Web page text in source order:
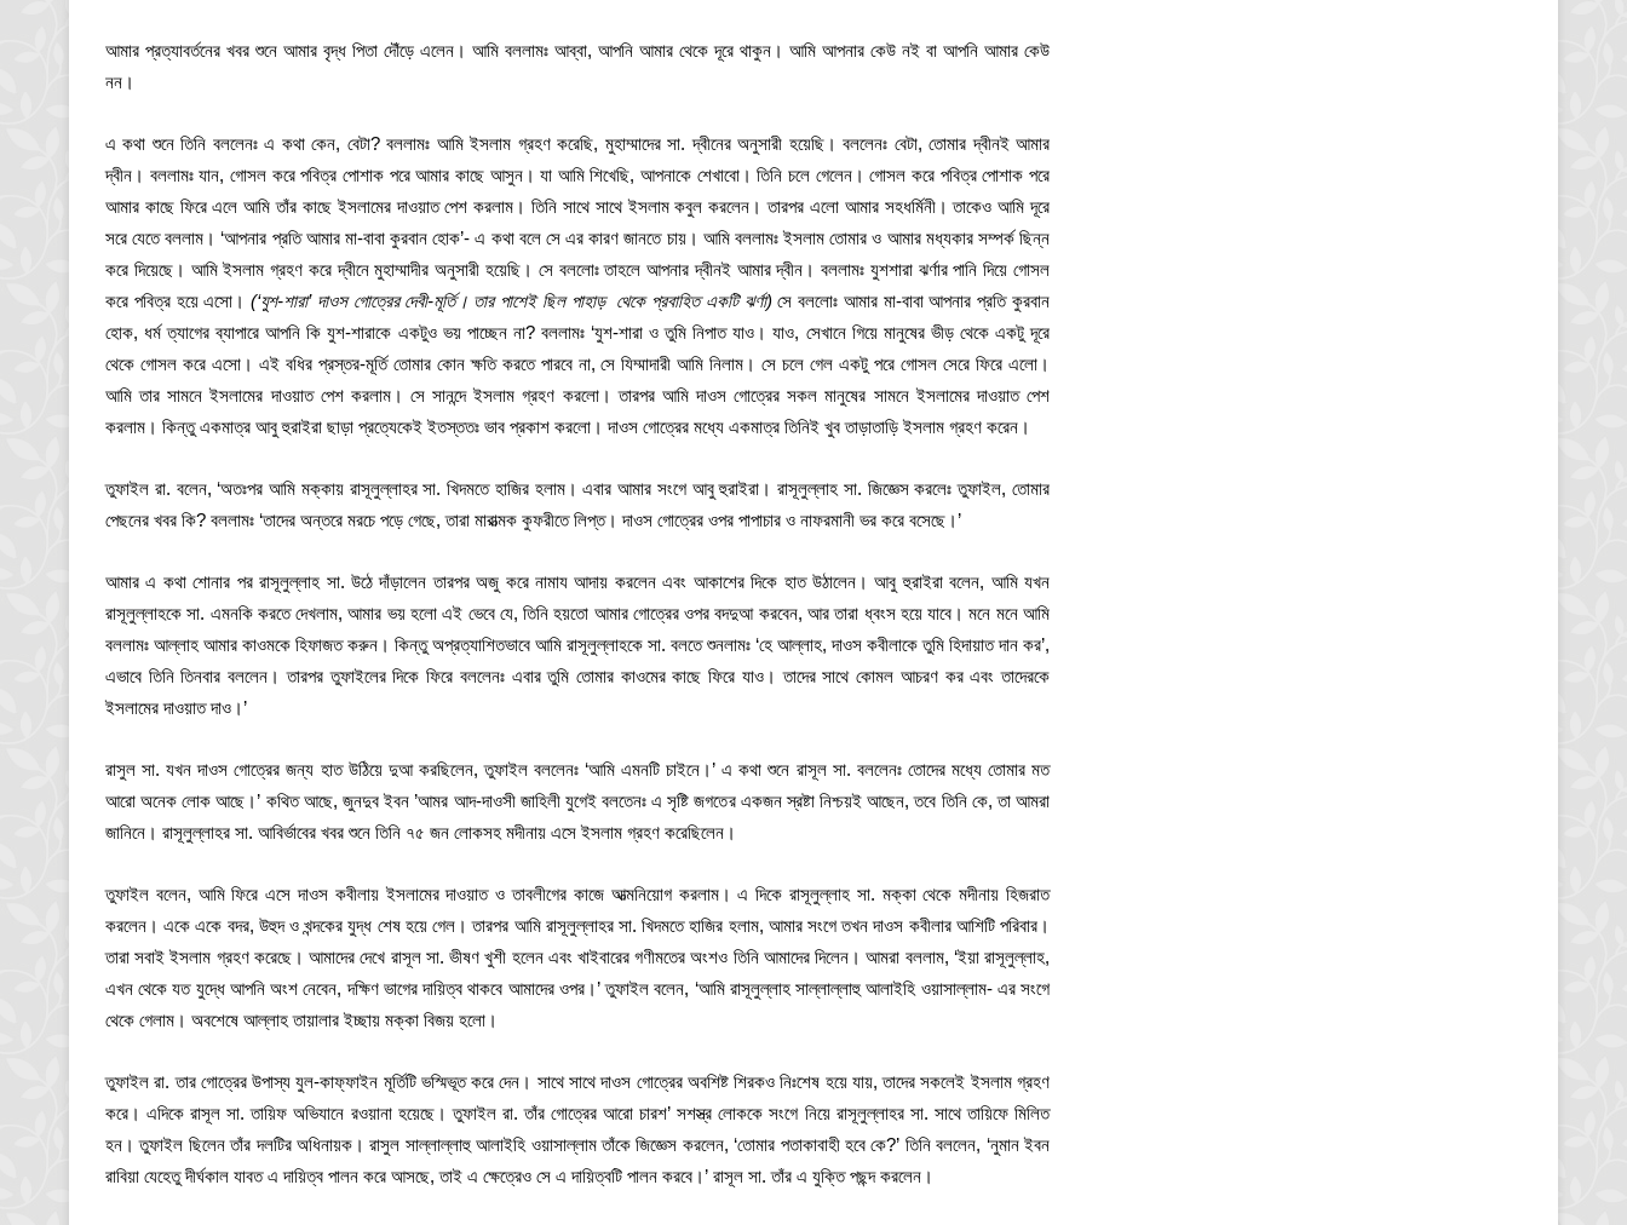
আমার প্রত্যাবর্তনের খবর শুনে আমার বৃদ্ধ পিতা দৌঁড়ে এলেন। আমি বললামঃ আব্বা, আপনি আমার থেকে দূরে থাকুন। আমি আপনার কেউ নই বা আপনি আমার কেউ
নন।
এ কথা শুনে তিনি বললেনঃ এ কথা কেন, বেটা? বললামঃ আমি ইসলাম গ্রহণ করেছি, মুহাম্মাদের সা. দ্বীনের অনুসারী হয়েছি। বললেনঃ বেটা, তোমার দ্বীনই আমার
দ্বীন। বললামঃ যান, গোসল করে পবিত্র পোশাক পরে আমার কাছে আসুন। যা আমি শিখেছি, আপনাকে শেখাবো। তিনি চলে গেলেন। গোসল করে পবিত্র পোশাক পরে
আমার কাছে ফিরে এলে আমি তাঁর কাছে ইসলামের দাওয়াত পেশ করলাম। তিনি সাথে সাথে ইসলাম কবুল করলেন। তারপর এলো আমার সহধর্মিনী। তাকেও আমি দূরে
সরে যেতে বললাম। ‘আপনার প্রতি আমার মা-বাবা কুরবান হোক’- এ কথা বলে সে এর কারণ জানতে চায়। আমি বললামঃ ইসলাম তোমার ও আমার মধ্যকার সম্পর্ক ছিন্ন
করে দিয়েছে। আমি ইসলাম গ্রহণ করে দ্বীনে মুহাম্মাদীর অনুসারী হয়েছি। সে বললোঃ তাহলে আপনার দ্বীনই আমার দ্বীন। বললামঃ যুশশারা ঝর্ণার পানি দিয়ে গোসল
করে পবিত্র হয়ে এসো।(‘যুশ-শারা’দাওস গোত্রের দেবী-মূর্তি। তার পাশেই ছিল পাহাড়থেকে প্রবাহিত একটি ঝর্ণা) সে বললোঃ আমার মা-বাবা আপনার প্রতি কুরবান
হোক, ধর্ম ত্যাগের ব্যাপারে আপনি কি যুশ-শারাকে একটুও ভয় পাচ্ছেন না? বললামঃ ‘যুশ-শারা ও তুমি নিপাত যাও। যাও, সেখানে গিয়ে মানুষের ভীড় থেকে একটু দূরে
থেকে গোসল করে এসো। এই বধির প্রস্তর-মূর্তি তোমার কোন ক্ষতি করতে পারবে না, সে যিম্মাদারী আমি নিলাম। সে চলে গেল একটু পরে গোসল সেরে ফিরে এলো।
আমি তার সামনে ইসলামের দাওয়াত পেশ করলাম। সে সানন্দে ইসলাম গ্রহণ করলো। তারপর আমি দাওস গোত্রের সকল মানুষের সামনে ইসলামের দাওয়াত পেশ
করলাম। কিন্তু একমাত্র আবু হুরাইরা ছাড়া প্রত্যেকেই ইতস্ততঃ ভাব প্রকাশ করলো। দাওস গোত্রের মধ্যে একমাত্র তিনিই খুব তাড়াতাড়ি ইসলাম গ্রহণ করেন।
তুফাইল রা. বলেন, ‘অতঃপর আমি মক্কায় রাসূলুল্লাহর সা. খিদমতে হাজির হলাম। এবার আমার সংগে আবু হুরাইরা। রাসূলুল্লাহ সা. জিজ্ঞেস করলেঃ তুফাইল, তোমার
পেছনের খবর কি? বললামঃ ‘তাদের অন্তরে মরচে পড়ে গেছে, তারা মারাত্মক কুফরীতে লিপ্ত। দাওস গোত্রের ওপর পাপাচার ও নাফরমানী ভর করে বসেছে।’
আমার এ কথা শোনার পর রাসূলুল্লাহ সা. উঠে দাঁড়ালেন তারপর অজু করে নামায আদায় করলেন এবং আকাশের দিকে হাত উঠালেন। আবু হুরাইরা বলেন, আমি যখন
রাসূলুল্লাহকে সা. এমনকি করতে দেখলাম, আমার ভয় হলো এই ভেবে যে, তিনি হয়তো আমার গোত্রের ওপর বদদুআ করবেন, আর তারা ধ্বংস হয়ে যাবে। মনে মনে আমি
বললামঃ আল্লাহ আমার কাওমকে হিফাজত করুন। কিন্তু অপ্রত্যাশিতভাবে আমি রাসূলুল্লাহকে সা. বলতে শুনলামঃ ‘হে আল্লাহ, দাওস কবীলাকে তুমি হিদায়াত দান কর’,
এভাবে তিনি তিনবার বললেন। তারপর তুফাইলের দিকে ফিরে বললেনঃ এবার তুমি তোমার কাওমের কাছে ফিরে যাও। তাদের সাথে কোমল আচরণ কর এবং তাদেরকে
ইসলামের দাওয়াত দাও।’
রাসুল সা. যখন দাওস গোত্রের জন্য হাত উঠিয়ে দুআ করছিলেন, তুফাইল বললেনঃ ‘আমি এমনটি চাইনে।’ এ কথা শুনে রাসূল সা. বললেনঃ তোদের মধ্যে তোমার মত
আরো অনেক লোক আছে।’ কথিত আছে, জুনদুব ইবন ’আমর আদ-দাওসী জাহিলী যুগেই বলতেনঃ এ সৃষ্টি জগতের একজন স্রষ্টা নিশ্চয়ই আছেন, তবে তিনি কে, তা আমরা
জানিনে। রাসূলুল্লাহর সা. আবির্ভাবের খবর শুনে তিনি ৭৫ জন লোকসহ মদীনায় এসে ইসলাম গ্রহণ করেছিলেন।
তুফাইল বলেন, আমি ফিরে এসে দাওস কবীলায় ইসলামের দাওয়াত ও তাবলীগের কাজে আত্মনিয়োগ করলাম। এ দিকে রাসূলুল্লাহ সা. মক্কা থেকে মদীনায় হিজরাত
করলেন। একে একে বদর, উহুদ ও খন্দকের যুদ্ধ শেষ হয়ে গেল। তারপর আমি রাসূলুল্লাহর সা. খিদমতে হাজির হলাম, আমার সংগে তখন দাওস কবীলার আশিটি পরিবার।
তারা সবাই ইসলাম গ্রহণ করেছে। আমাদের দেখে রাসূল সা. ভীষণ খুশী হলেন এবং খাইবারের গণীমতের অংশও তিনি আমাদের দিলেন। আমরা বললাম, ‘ইয়া রাসূলুল্লাহ,
এখন থেকে যত যুদ্ধে আপনি অংশ নেবেন, দক্ষিণ ভাগের দায়িত্ব থাকবে আমাদের ওপর।’ তুফাইল বলেন, ‘আমি রাসূলুল্লাহ সাল্লাল্লাহু আলাইহি ওয়াসাল্লাম- এর সংগে
থেকে গেলাম। অবশেষে আল্লাহ তায়ালার ইচ্ছায় মক্কা বিজয় হলো।
তুফাইল রা. তার গোত্রের উপাস্য যুল-কাফ্‌ফাইন মূর্তিটি ভস্মিভূত করে দেন। সাথে সাথে দাওস গোত্রের অবশিষ্ট শিরকও নিঃশেষ হয়ে যায়, তাদের সকলেই ইসলাম গ্রহণ
করে। এদিকে রাসূল সা. তায়িফ অভিযানে রওয়ানা হয়েছে। তুফাইল রা. তাঁর গোত্রের আরো চারশ’ সশস্ত্র লোককে সংগে নিয়ে রাসূলুল্লাহর সা. সাথে তায়িফে মিলিত
হন। তুফাইল ছিলেন তাঁর দলটির অধিনায়ক। রাসুল সাল্লাল্লাহু আলাইহি ওয়াসাল্লাম তাঁকে জিজ্ঞেস করলেন, ‘তোমার পতাকাবাহী হবে কে?’ তিনি বললেন, ‘নুমান ইবন
রাবিয়া যেহেতু দীর্ঘকাল যাবত এ দায়িত্ব পালন করে আসছে, তাই এ ক্ষেত্রেও সে এ দায়িত্বটি পালন করবে।’ রাসূল সা. তাঁর এ যুক্তি পছন্দ করলেন।